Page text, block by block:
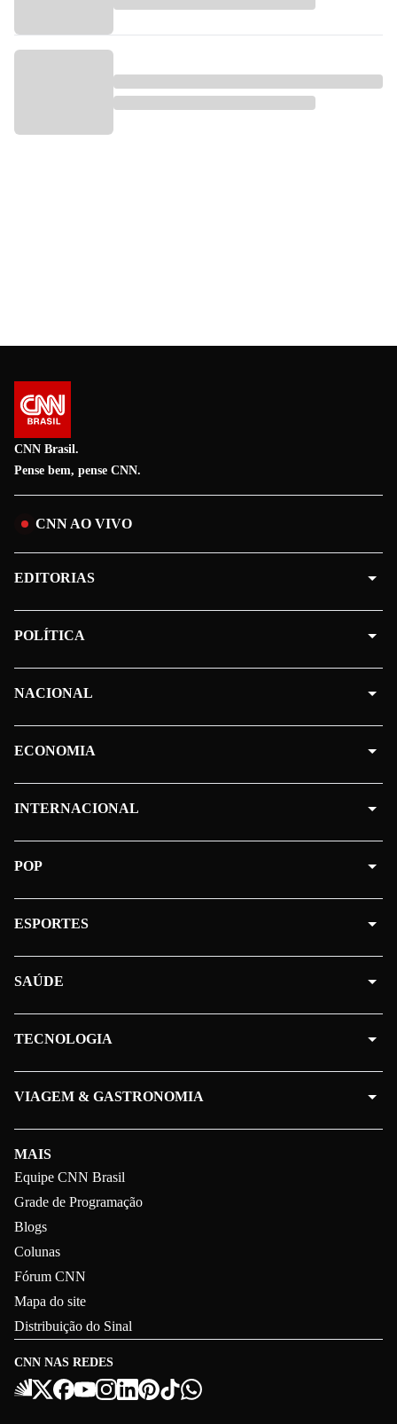
CNN Brasil.
Pense bem, pense CNN.
CNN AO VIVO
CNN NAS REDES
MAIS
Equipe CNN Brasil
Grade de Programação
Blogs
Colunas
Fórum CNN
Mapa do site
Distribuição do Sinal
EDITORIAS
POLÍTICA
NACIONAL
ECONOMIA
INTERNACIONAL
POP
ESPORTES
SAÚDE
TECNOLOGIA
VIAGEM & GASTRONOMIA